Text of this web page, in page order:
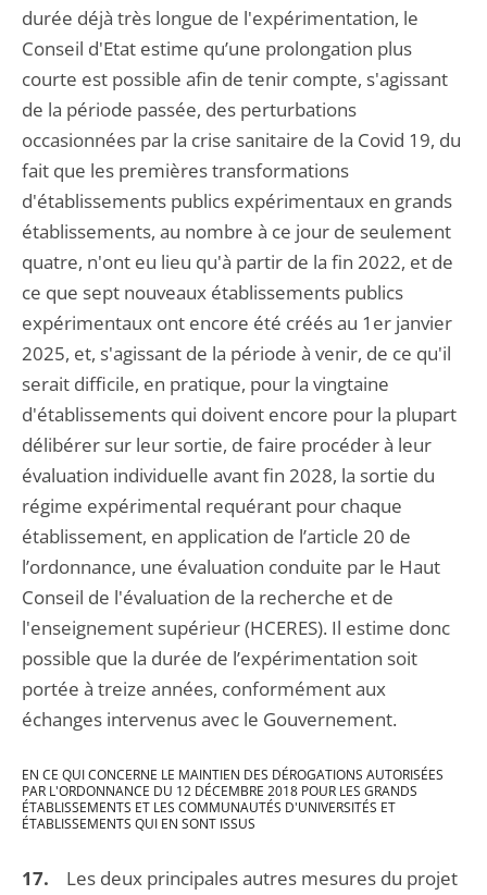
durée déjà très longue de l'expérimentation, le
Conseil d'Etat estime qu’une prolongation plus
courte est possible afin de tenir compte, s'agissant
de la période passée, des perturbations
occasionnées par la crise sanitaire de la Covid 19, du
fait que les premières transformations
d'établissements publics expérimentaux en grands
établissements, au nombre à ce jour de seulement
quatre, n'ont eu lieu qu'à partir de la fin 2022, et de
ce que sept nouveaux établissements publics
expérimentaux ont encore été créés au 1er janvier
2025, et, s'agissant de la période à venir, de ce qu'il
serait difficile, en pratique, pour la vingtaine
d'établissements qui doivent encore pour la plupart
délibérer sur leur sortie, de faire procéder à leur
évaluation individuelle avant fin 2028, la sortie du
régime expérimental requérant pour chaque
établissement, en application de l’article 20 de
l’ordonnance, une évaluation conduite par le Haut
Conseil de l'évaluation de la recherche et de
l'enseignement supérieur (HCERES). Il estime donc
possible que la durée de l’expérimentation soit
portée à treize années, conformément aux
échanges intervenus avec le Gouvernement.
EN CE QUI CONCERNE LE MAINTIEN DES DÉROGATIONS AUTORISÉES
PAR L'ORDONNANCE DU 12 DÉCEMBRE 2018 POUR LES GRANDS
ÉTABLISSEMENTS ET LES COMMUNAUTÉS D'UNIVERSITÉS ET
ÉTABLISSEMENTS QUI EN SONT ISSUS
17. Les deux principales autres mesures du projet